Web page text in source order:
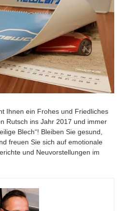
Ihnen ein Frohes und Friedliches
Rutsch ins Jahr 2017 und immer
Blech“! Bleiben Sie gesund,
freuen Sie sich auf emotionale
und Neuvorstellungen im